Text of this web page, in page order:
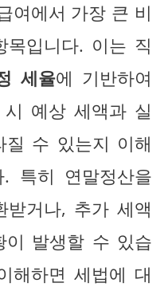
여에서 가장 큰 비
입니다. 이는 직
세율에 기반하여
예상 세액과 실
수 있는지 이해
특히 연말정산을
거나, 추가 세액
이 발생할 수 있습
해하면 세법에 대